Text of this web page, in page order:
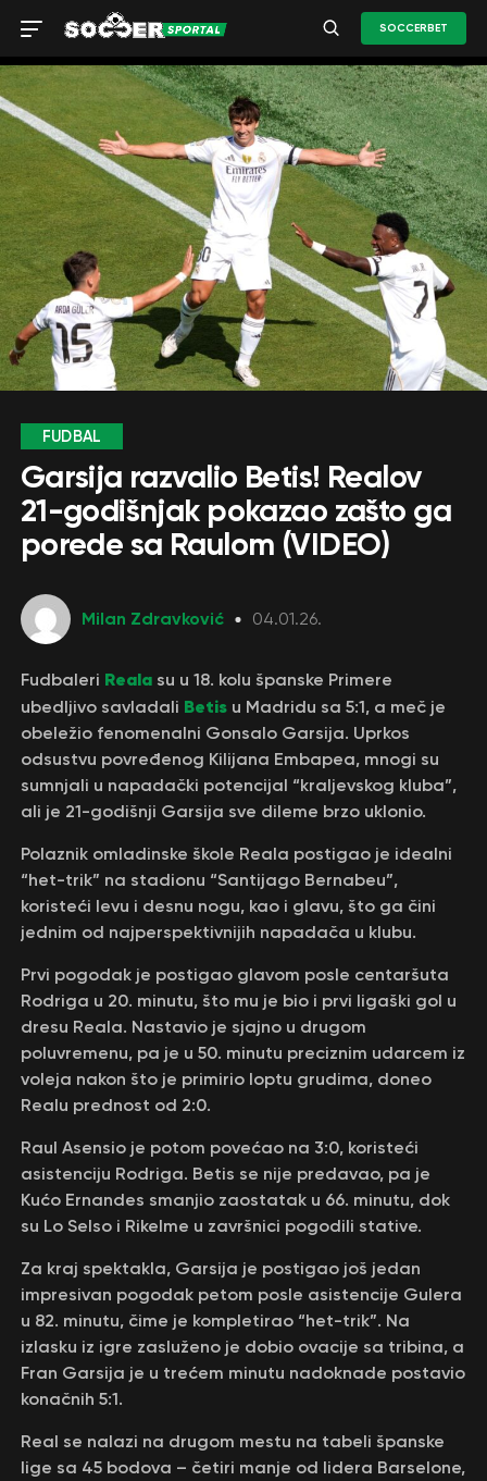
SOCCERBET
FUDBAL
Garsija razvalio Betis! Realov
21-godišnjak pokazao zašto ga
porede sa Raulom (VIDEO)
Milan Zdravković 04.01.26.
Fudbaleri Realasu u 18. kolu španske Primere
ubedljivo savladali Betisu Madridu sa 5:1, a meč je
obeležio fenomenalni Gonsalo Garsija. Uprkos
odsustvu povređenog Kilijana Embapea, mnogi su
sumnjali u napadački potencijal “kraljevskog kluba”,
ali je 21-godišnji Garsija sve dileme brzo uklonio.
Polaznik omladinske škole Reala postigao je idealni
“het-trik” na stadionu “Santijago Bernabeu”,
koristeći levu i desnu nogu, kao i glavu, što ga čini
jednim od najperspektivnijih napadača u klubu.
Prvi pogodak je postigao glavom posle centaršuta
Rodriga u 20. minutu, što mu je bio i prvi ligaški gol u
dresu Reala. Nastavio je sjajno u drugom
poluvremenu, pa je u 50. minutu preciznim udarcem iz
voleja nakon što je primirio loptu grudima, doneo
Realu prednost od 2:0.
Raul Asensio je potom povećao na 3:0, koristeći
asistenciju Rodriga. Betis se nije predavao, pa je
Kućo Ernandes smanjio zaostatak u 66. minutu, dok
su Lo Selso i Rikelme u završnici pogodili stative.
Za kraj spektakla, Garsija je postigao još jedan
impresivan pogodak petom posle asistencije Gulera
u 82. minutu, čime je kompletirao “het-trik”. Na
izlasku iz igre zasluženo je dobio ovacije sa tribina, a
Fran Garsija je u trećem minutu nadoknade postavio
konačnih 5:1.
Real se nalazi na drugom mestu na tabeli španske
lige sa 45 bodova – četiri manje od lidera Barselone,